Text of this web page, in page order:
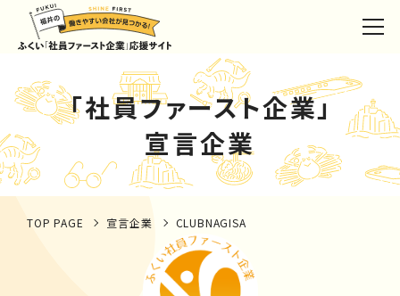
「社員ファースト企業」
宣言企業
TOP PAGE 宣言企業 CLUBNAGISA